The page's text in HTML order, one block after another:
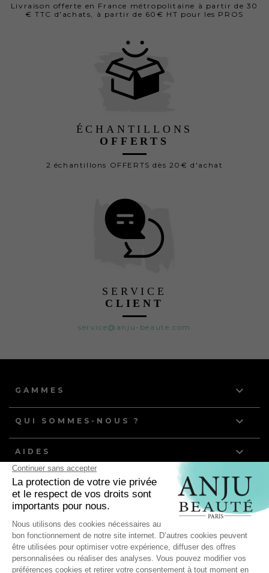
Livraison offerte en France métropolitaine à partir de 30
€ TTC d'achats, à partir de 60€ HT pour les PROS
ÉCHANTILLONS
OFFERTS
2 échantillons OFFERTS dès 20€ d'achat
SERVICE
CLIENT
service@anju-beaute.com
GAMMES 
QUI SOMMES-NOUS ? 
AIDES 
NOS DERNIERS ARTICLES
Quelle routine de toilettage pour les chiens et chats à
poils gras ?
Anju Beauté, partenaire de l'équipe de France d'Agility
pour ses compétitions mondiales !